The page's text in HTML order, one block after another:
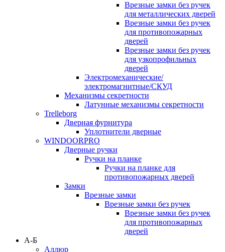
Врезные замки без ручек
для металлических дверей
Врезные замки без ручек
для противопожарных
дверей
Врезные замки без ручек
для узкопрофильных
дверей
Электромеханические/
электромагнитные/СКУД
Механизмы секретности
Латунные механизмы секретности
Trelleborg
Дверная фурнитура
Уплотнители дверные
WINDOORPRO
Дверные ручки
Ручки на планке
Ручки на планке для
противопожарных дверей
Замки
Врезные замки
Врезные замки без ручек
Врезные замки без ручек
для противопожарных
дверей
А-Б
Аллюр